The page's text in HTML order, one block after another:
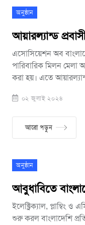
অনুষ্ঠান
আয়ারল্যান্ড
এসোসিয়েশন অব
পারিবারিক মিলন মেলা
করা হয়। এতে
সার্বিক তত্ত্বাবধান
উন্নয়নে কাজ করতে
মাঝেও সেতু বন্ধনে কাজ করার কথা
০২ জুলাই ২০২৪
আরো পড়ুন
অনুষ্ঠান
আবুধাবিতে
ইলেক্ট্রিক্যাল, প্লাম্বিং
শুরু করল বাংলাদেশি